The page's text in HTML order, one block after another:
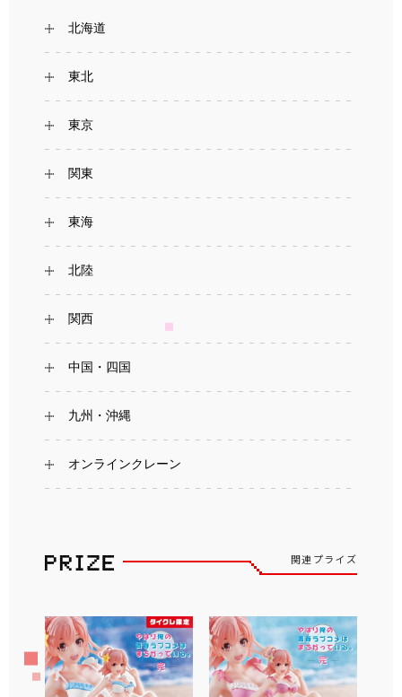
北海道
東北
東京
関東
東海
北陸
関西
中国・四国
九州・沖縄
オンラインクレーン
関連プライズ